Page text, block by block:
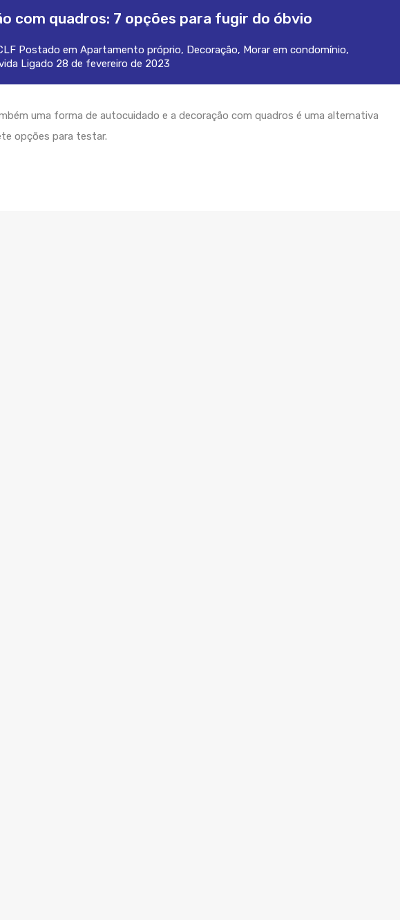
com quadros: 7 opções para fugir do óbvio
Postado em Apartamento próprio, Decoração, Morar em condomínio,
Ligado 28 de fevereiro de 2023
uma forma de autocuidado e a decoração com quadros é uma alternativa
opções para testar.